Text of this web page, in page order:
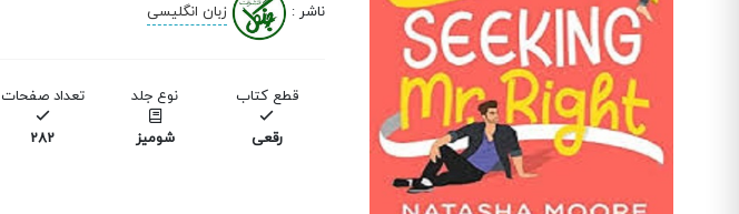
ناشر : زبان انگلیسی
قطع کتاب
رقعی
نوع جلد
شومیز
تعداد صفحات
282